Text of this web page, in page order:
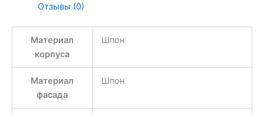
Отзывы (0)
Материал
корпуса
Шпон
Материал
фасада
Шпон